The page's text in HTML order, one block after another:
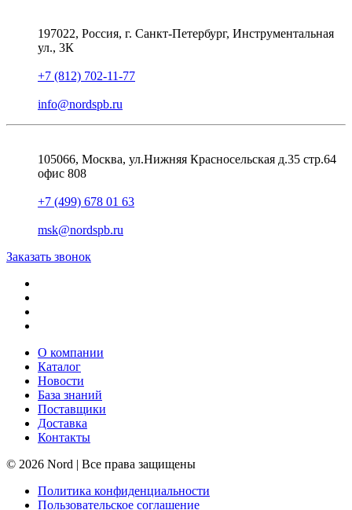
197022, Россия, г. Санкт-Петербург, Инструментальная
ул., 3К
+7 (812) 702-11-77
info@nordspb.ru
105066, Москва, ул.Нижняя Красносельская д.35 стр.64
офис 808
+7 (499) 678 01 63
msk@nordspb.ru
Заказать звонок
О компании
Каталог
Новости
База знаний
Поставщики
Доставка
Контакты
© 2026 Nord | Все права защищены
Политика конфиденциальности
Пользовательское соглашение